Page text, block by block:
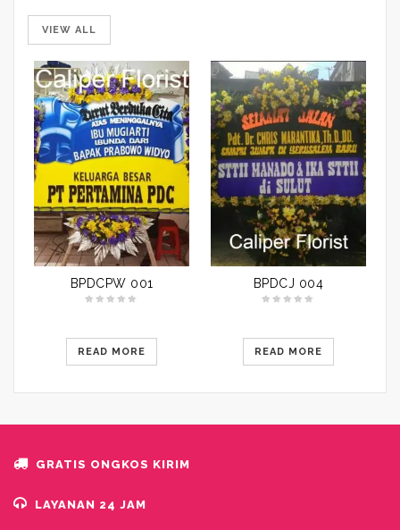
VIEW ALL
BPDCPW 001
READ MORE
BPDCJ 004
READ MORE
GRATIS ONGKOS KIRIM
LAYANAN 24 JAM